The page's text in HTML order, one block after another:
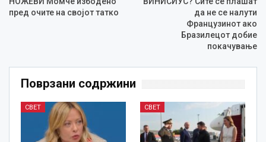
пред очите на својот татко
да не се налути
Французинот ако
Бразилецот добие
покачување
Поврзани содржини
СВЕТ СВЕТ